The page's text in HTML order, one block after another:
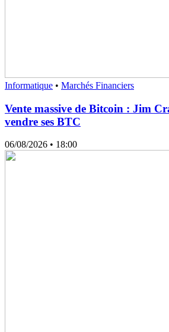
Informatique • Marchés Financiers
Vente massive de Bitcoin : Jim
vendre ses BTC
06/08/2026 • 18:00